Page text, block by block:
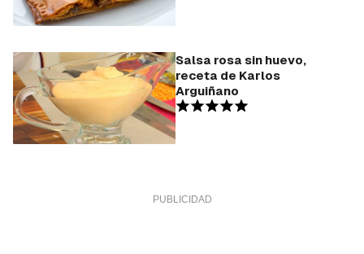
Salsa rosa sin huevo,
receta de Karlos
Arguiñano